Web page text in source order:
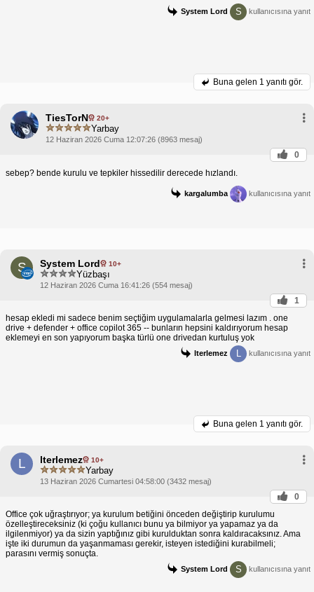
System Lord S kullanıcısına yanıt
Buna gelen 1 yanıtı gör.
TiesTorN 20+
Yarbay
12 Haziran 2026 Cuma 12:07:26 (8963 mesaj)
0
sebep? bende kurulu ve tepkiler hissedilir derecede hızlandı.
kargalumba kullanıcısına yanıt
S System Lord 10+
Yüzbaşı
12 Haziran 2026 Cuma 16:41:26 (554 mesaj)
1
hesap ekledi mi sadece benim seçtiğim uygulamalarla gelmesi lazım . one
drive + defender + office copilot 365 -- bunların hepsini kaldırıyorum hesap
eklemeyi en son yapıyorum başka türlü one drivedan kurtuluş yok
lterlemez L kullanıcısına yanıt
Buna gelen 1 yanıtı gör.
L lterlemez 10+
Yarbay
13 Haziran 2026 Cumartesi 04:58:00 (3432 mesaj)
0
Office çok uğraştırıyor; ya kurulum betiğini önceden değiştirip kurulumu
özelleştireceksiniz (ki çoğu kullanıcı bunu ya bilmiyor ya yapamaz ya da
ilgilenmiyor) ya da sizin yaptığınız gibi kurulduktan sonra kaldıracaksınız. Ama
işte iki durumun da yaşanmaması gerekir, isteyen istediğini kurabilmeli;
parasını vermiş sonuçta.
System Lord S kullanıcısına yanıt